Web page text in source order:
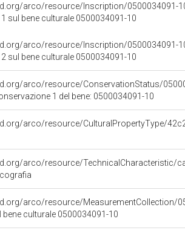
arco/resource/Inscription/0500034091-
1 sul bene culturale 0500034091-10
arco/resource/Inscription/0500034091-
2 sul bene culturale 0500034091-10
arco/resource/ConservationStatus/
1 del bene: 0500034091-10
arco/resource/CulturalPropertyType/
arco/resource/TechnicalCharacteristic/
arco/resource/MeasurementCollection/
bene culturale 0500034091-10